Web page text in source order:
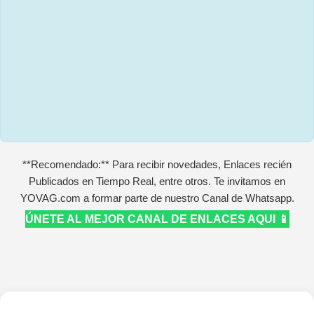
**Recomendado:** Para recibir novedades, Enlaces recién
Publicados en Tiempo Real, entre otros. Te invitamos en
YOVAG.com a formar parte de nuestro Canal de Whatsapp.
ÚNETE AL MEJOR CANAL DE ENLACES AQUI 📱